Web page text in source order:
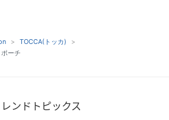
TOCCA(トッカ)
ポーチ
レンドトピックス